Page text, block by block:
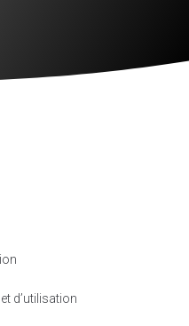
d’utilisation